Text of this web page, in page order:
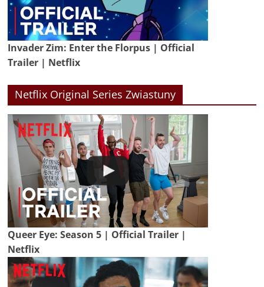
Invader Zim: Enter the Florpus | Official
Trailer | Netflix
Netflix Original Series Zwiastuny
Queer Eye: Season 5 | Official Trailer |
Netflix